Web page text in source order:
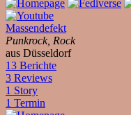
Massendefekt
Punkrock, Rock
aus Düsseldorf
13 Berichte
3 Reviews
1 Story
1 Termin